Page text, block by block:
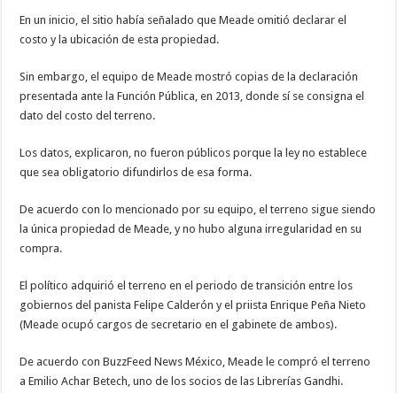
En un inicio, el sitio había señalado que Meade omitió declarar el
costo y la ubicación de esta propiedad.
Sin embargo, el equipo de Meade mostró copias de la declaración
presentada ante la Función Pública, en 2013, donde sí se consigna el
dato del costo del terreno.
Los datos, explicaron, no fueron públicos porque la ley no establece
que sea obligatorio difundirlos de esa forma.
De acuerdo con lo mencionado por su equipo, el terreno sigue siendo
la única propiedad de Meade, y no hubo alguna irregularidad en su
compra.
El político adquirió el terreno en el periodo de transición entre los
gobiernos del panista Felipe Calderón y el priista Enrique Peña Nieto
(Meade ocupó cargos de secretario en el gabinete de ambos).
De acuerdo con BuzzFeed News México, Meade le compró el terreno
a Emilio Achar Betech, uno de los socios de las Librerías Gandhi.